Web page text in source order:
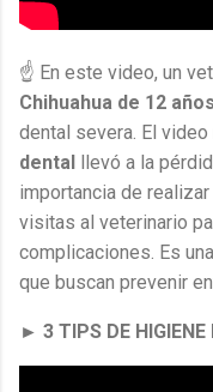
☝ En este video, un
Chihuahua de 12 años
dental severa. El
dental llevó a la
importancia de realizar
visitas al veterinario
complicaciones. Es
que buscan prevenir
► 3 TIPS DE